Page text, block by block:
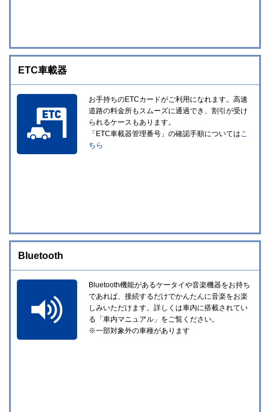
ETC車載器
お手持ちのETCカードがご利用になれます。高速
道路の料金所もスムーズに通過でき、割引が受け
られるケースもあります。
「ETC車載器管理番号」の確認手順についてはこ
ちら
Bluetooth
Bluetooth機能があるケータイや音楽機器をお持ち
であれば、接続するだけでかんたんに音楽をお楽
しみいただけます。詳しくは車内に搭載されてい
る「車内マニュアル」をご覧ください。
※一部対象外の車種があります